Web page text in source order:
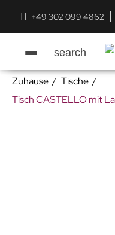
+49 302 099 4862
search
Zuhause
Tische
Tisch CASTELLO mit